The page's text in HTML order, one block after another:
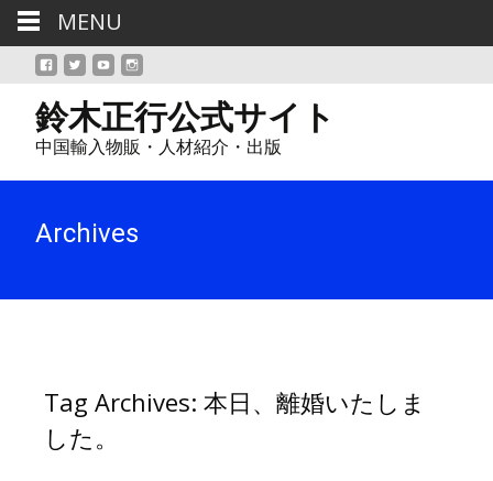
鈴木正行公式サイト
中国輸入物販・人材紹介・出版
Archives
Tag Archives: 本日、離婚いたしま
した。
MENU